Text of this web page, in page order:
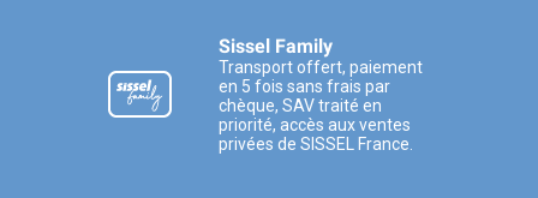
Sissel Family
Transport offert, paiement
en 5 fois sans frais par
chèque, SAV traité en
priorité, accès aux ventes
privées de SISSEL France.